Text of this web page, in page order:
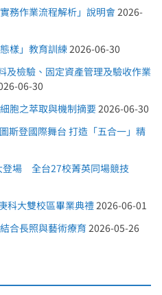
務作業流程解析」說明會 2026-
樣」教育訓練 2026-06-30
及檢驗、固定資產管理及驗收作業
06-30
胞之萃取與機制摘要 2026-06-30
斯登國際舞台 打造「五合一」精
登場 全台27校菁英同場競技
科大雙校區畢業典禮 2026-06-01
合長照與藝術療育 2026-05-26